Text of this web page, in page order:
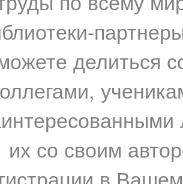
делиться
их со своим